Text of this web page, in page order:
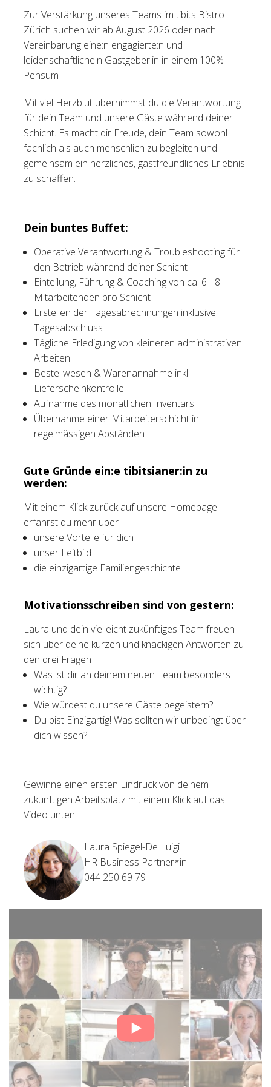
Login
Schweiz (DE)
Zur Verstärkung unseres Teams im tibits Bistro
Zürich suchen wir ab August 2026 oder nach
Vereinbarung eine:n engagierte:n und
leidenschaftliche:n Gastgeber:in in einem 100%
Pensum
Mit viel Herzblut übernimmst du die Verantwortung
für dein Team und unsere Gäste während deiner
Schicht. Es macht dir Freude, dein Team sowohl
fachlich als auch menschlich zu begleiten und
gemeinsam ein herzliches, gastfreundliches Erlebnis
zu schaffen.
Dein buntes Buffet:
Operative Verantwortung & Troubleshooting für
den Betrieb während deiner Schicht
Einteilung, Führung & Coaching von ca. 6 - 8
Mitarbeitenden pro Schicht
Erstellen der Tagesabrechnungen inklusive
Tagesabschluss
Tägliche Erledigung von kleineren administrativen
Arbeiten
Bestellwesen & Warenannahme inkl.
Lieferscheinkontrolle
Aufnahme des monatlichen Inventars
Übernahme einer Mitarbeiterschicht in
regelmässigen Abständen
Gute Gründe ein:e tibitsianer:in zu
werden:
Mit einem Klick zurück auf unsere Homepage
erfährst du mehr über
unsere Vorteile für dich
unser Leitbild
die einzigartige Familiengeschichte
Motivationsschreiben sind von gestern:
Laura und dein vielleicht zukünftiges Team freuen
sich über deine kurzen und knackigen Antworten zu
den drei Fragen
Was ist dir an deinem neuen Team besonders
wichtig?
Wie würdest du unsere Gäste begeistern?
Du bist Einzigartig! Was sollten wir unbedingt über
dich wissen?
Gewinne einen ersten Eindruck von deinem
zukünftigen Arbeitsplatz mit einem Klick auf das
Video unten.
Laura Spiegel-De Luigi
HR Business Partner*in
044 250 69 79